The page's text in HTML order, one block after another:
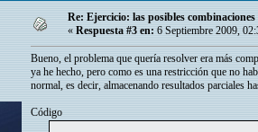
Re: Ejercicio: las posibles
« Respuesta #3 en: 6 Septiembre 2009,
Bueno, el problema que quería resolver era más
ya he hecho, pero como es una restricción que no
normal, es decir, almacenando resultados parciales
Código